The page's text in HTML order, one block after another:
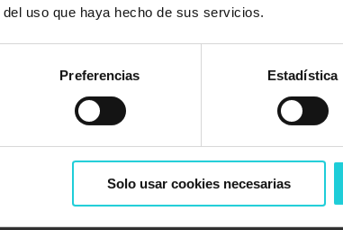
uso que haya hecho de sus servicios.
Preferencias Estadística
Solo usar cookies necesarias
de la cama, gírate de lado y usa los brazos
al despertar para activar los músculos y
y seguir estos consejos puede
mejorar
diferente, por lo que es importante
persistentes de sueño o dolor de
¡Tu salud y bienestar lo agradecerán!